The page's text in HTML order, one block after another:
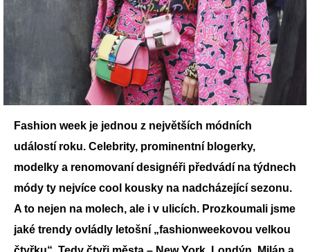
Fashion week je jednou z největších módních
událostí roku. Celebrity, prominentní blogerky,
modelky a renomovaní designéři předvádí na týdnech
módy ty nejvíce cool kousky na nadcházející sezonu.
A to nejen na molech, ale i v ulicích. Prozkoumali jsme
jaké trendy ovládly letošní „fashionweekovou velkou